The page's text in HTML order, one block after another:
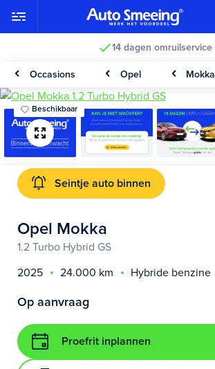
14 dagen omruilservice
Occasions Opel Mokka
Beschikbaar
Seintje auto binnen
Opel Mokka
1.2 Turbo Hybrid GS
2025
24.000 km Hybride benzine
Op aanvraag
Proefrit inplannen